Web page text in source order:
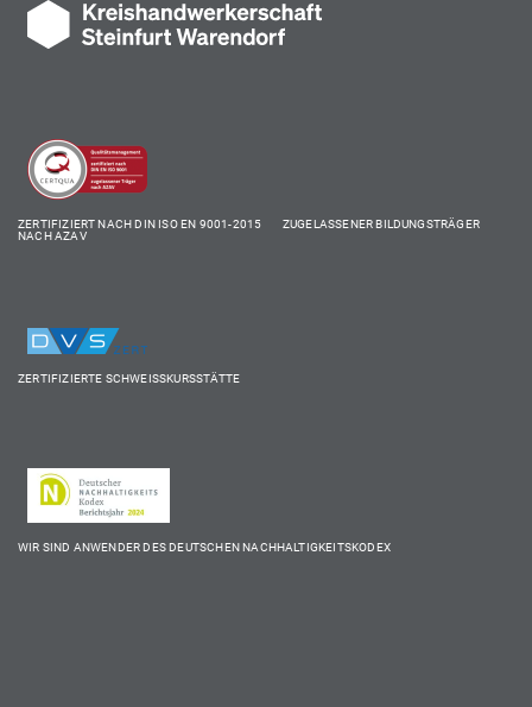
ZERTIFIZIERT NACH DIN ISO EN 9001-2015 ZUGELASSENER BILDUNGSTRÄGER
NACH AZAV
ZERTIFIZIERTE SCHWEISSKURSSTÄTTE
WIR SIND ANWENDER DES DEUTSCHEN NACHHALTIGKEITSKODEX